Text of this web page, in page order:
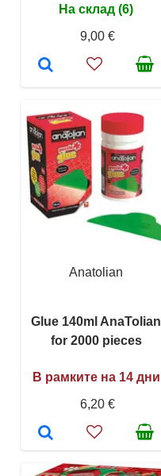
На склад (6)
9,00 €
Anatolian
Glue 140ml AnaTolian
for 2000 pieces
В рамките на 14 дни
6,20 €